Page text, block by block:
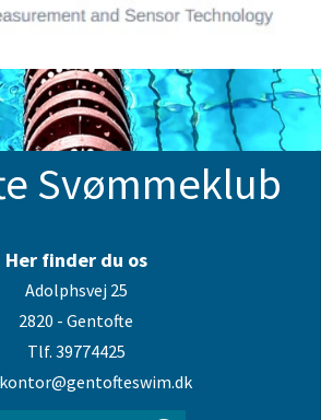
Svømmeklub
Her finder du os
Adolphsvej 25
2820 - Gentofte
Tlf. 39774425